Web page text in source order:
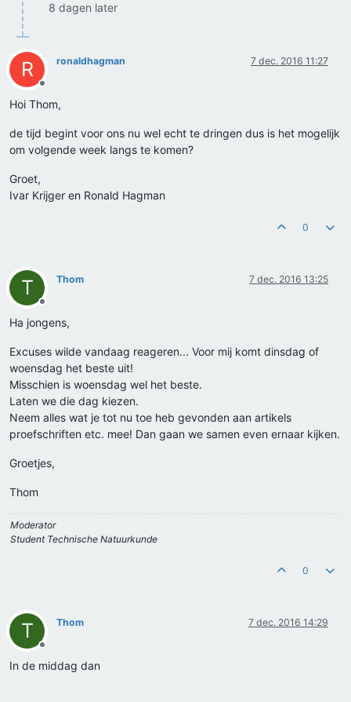
8 dagen later
R
Offline
ronaldhagman 7 dec. 2016 11:27
Hoi Thom,
de tijd begint voor ons nu wel echt te dringen dus is het mogelijk
om volgende week langs te komen?
Groet,
Ivar Krijger en Ronald Hagman
0
T
Offline
Thom 7 dec. 2016 13:25
Ha jongens,
Excuses wilde vandaag reageren... Voor mij komt dinsdag of
woensdag het beste uit!
Misschien is woensdag wel het beste.
Laten we die dag kiezen.
Neem alles wat je tot nu toe heb gevonden aan artikels
proefschriften etc. mee! Dan gaan we samen even ernaar kijken.
Groetjes,
Thom
Moderator
Student Technische Natuurkunde
0
T
Offline
Thom 7 dec. 2016 14:29
In de middag dan